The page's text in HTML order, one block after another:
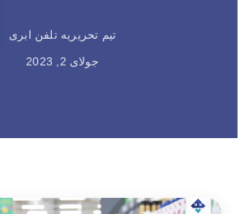
تیم تحریریه تلفن ابری
جولای 2, 2023